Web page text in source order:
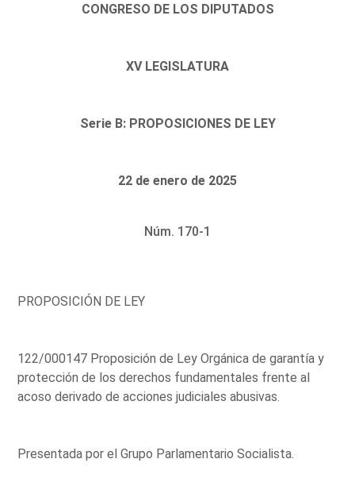
CONGRESO DE LOS DIPUTADOS
XV LEGISLATURA
Serie B: PROPOSICIONES DE LEY
22 de enero de 2025
Núm. 170-1
PROPOSICIÓN DE LEY
122/000147 Proposición de Ley Orgánica de garantía y
protección de los derechos fundamentales frente al
acoso derivado de acciones judiciales abusivas.
Presentada por el Grupo Parlamentario Socialista.